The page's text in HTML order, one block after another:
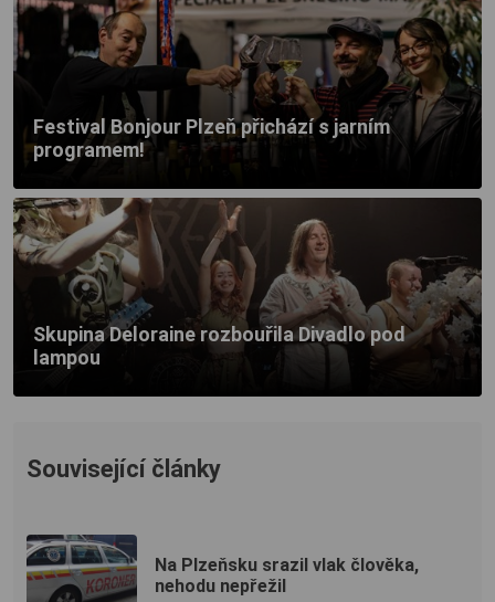
Festival Bonjour Plzeň přichází s jarním
programem!
Skupina Deloraine rozbouřila Divadlo pod
lampou
Související články
Na Plzeňsku srazil vlak člověka,
nehodu nepřežil